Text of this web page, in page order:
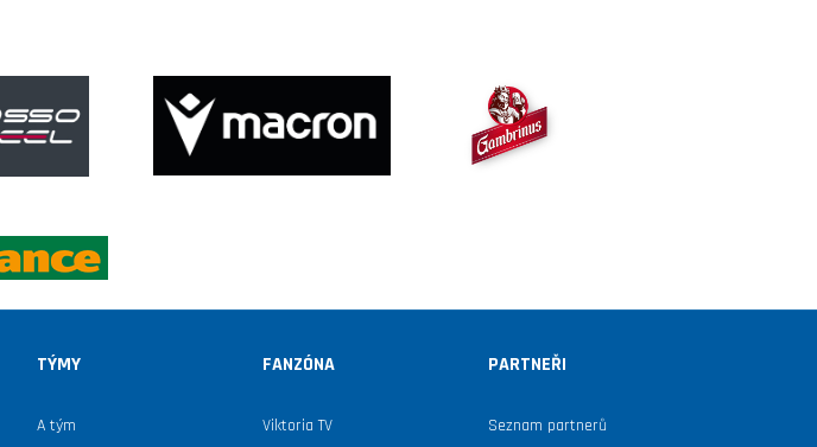
TÝMY
A tým
FANZÓNA
Viktoria TV
PARTNEŘI
Seznam partnerů